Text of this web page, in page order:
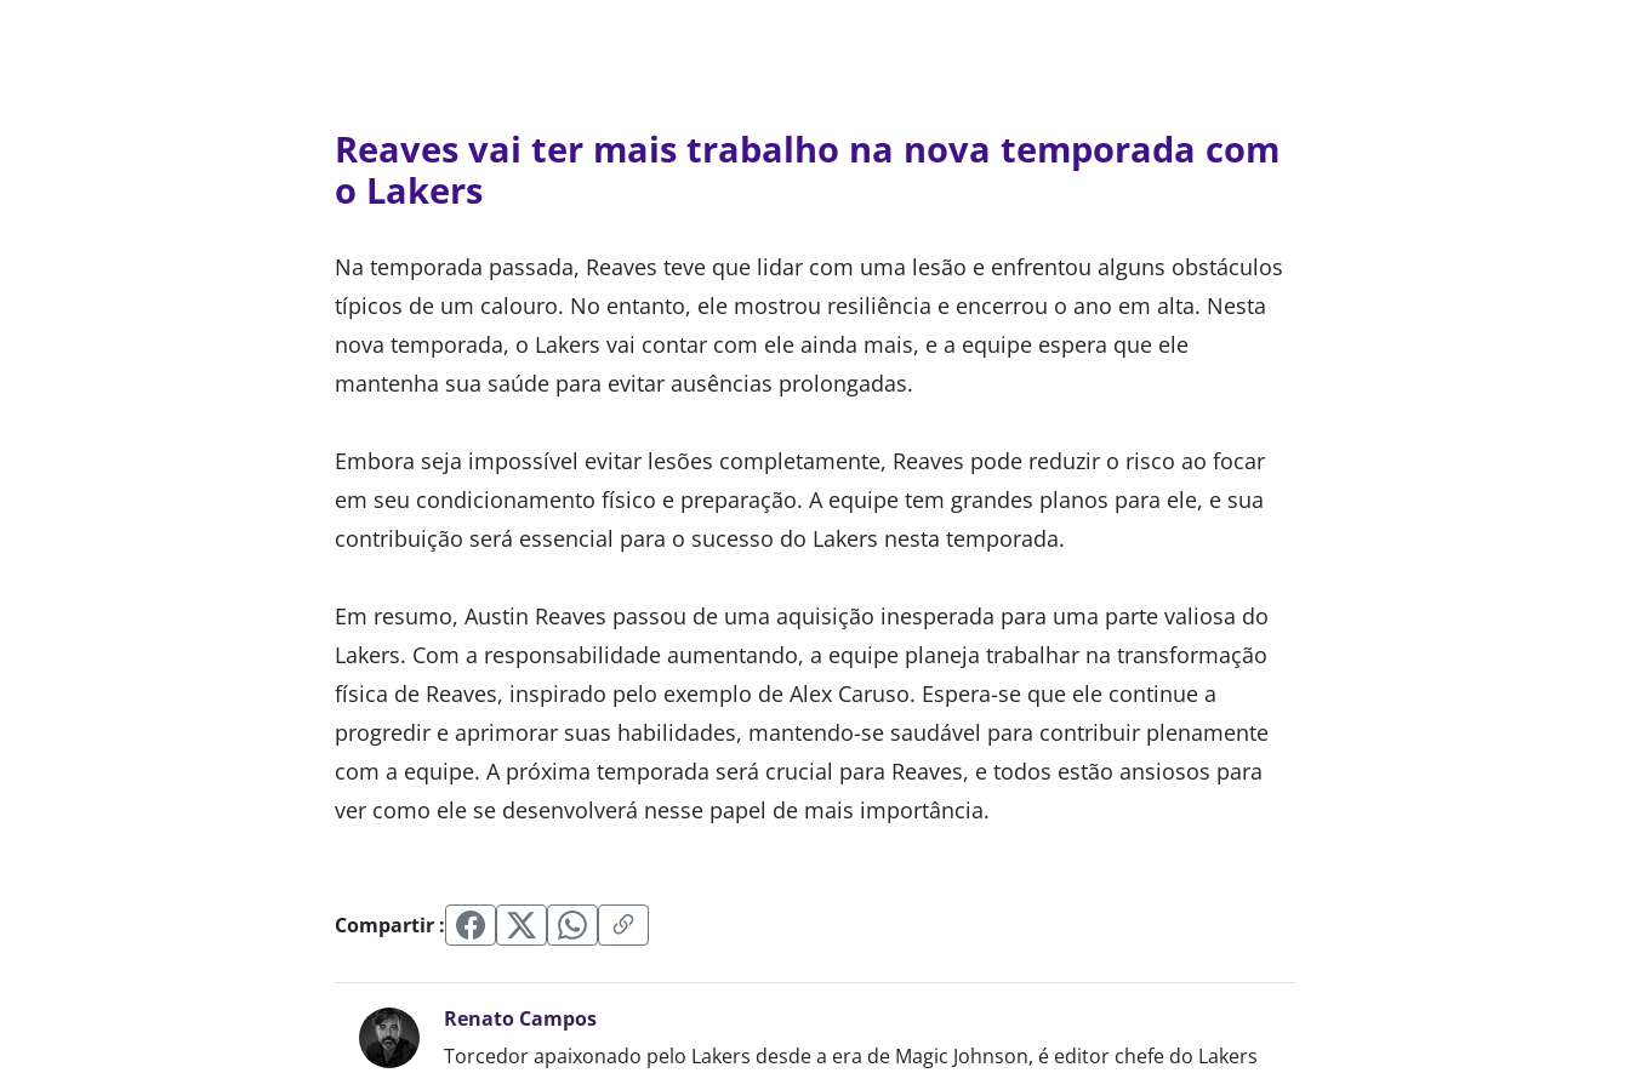
Reaves vai ter mais trabalho na nova temporada com
o Lakers
Na temporada passada, Reaves teve que lidar com uma lesão e enfrentou alguns obstáculos
típicos de um calouro. No entanto, ele mostrou resiliência e encerrou o ano em alta. Nesta
nova temporada, o Lakers vai contar com ele ainda mais, e a equipe espera que ele
mantenha sua saúde para evitar ausências prolongadas.
Embora seja impossível evitar lesões completamente, Reaves pode reduzir o risco ao focar
em seu condicionamento físico e preparação. A equipe tem grandes planos para ele, e sua
contribuição será essencial para o sucesso do Lakers nesta temporada.
Em resumo, Austin Reaves passou de uma aquisição inesperada para uma parte valiosa do
Lakers. Com a responsabilidade aumentando, a equipe planeja trabalhar na transformação
física de Reaves, inspirado pelo exemplo de Alex Caruso. Espera-se que ele continue a
progredir e aprimorar suas habilidades, mantendo-se saudável para contribuir plenamente
com a equipe. A próxima temporada será crucial para Reaves, e todos estão ansiosos para
ver como ele se desenvolverá nesse papel de mais importância.
Compartir :
Renato Campos
Torcedor apaixonado pelo Lakers desde a era de Magic Johnson, é editor chefe do Lakers